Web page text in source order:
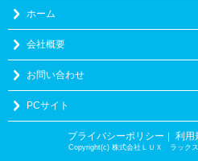
ホーム
会社概要
お問い合わせ
PCサイト
プライバシーポリシー ｜ 利用
Copyright(c) 株式会社ＬＵＸ ラック